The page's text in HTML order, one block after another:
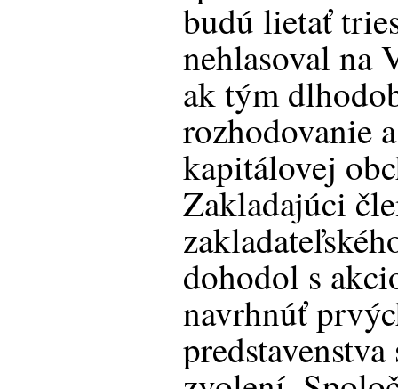
budú lietať
nehlasoval na
ak tým
rozhodovanie
kapitálovej
Zakladajúci
dohodol s
navrhnúť